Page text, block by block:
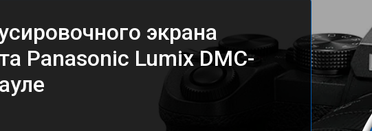
экрана
Panasonic Lumix DMC-